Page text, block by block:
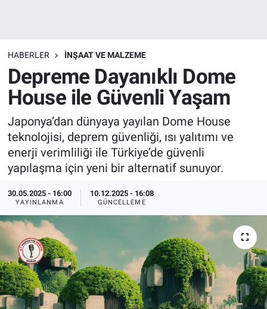
HABERLER İNŞAAT VE MALZEME
Depreme Dayanıklı Dome
House ile Güvenli Yaşam
Japonya’dan dünyaya yayılan Dome House
teknolojisi, deprem güvenliği, ısı yalıtımı ve
enerji verimliliği ile Türkiye’de güvenli
yapılaşma için yeni bir alternatif sunuyor.
30.05.2025 - 16:00
YAYINLANMA
10.12.2025 - 16:08
GÜNCELLEME
Depolama Çözümleri
İnşaat ve Malzeme
HaberOrtak
EndüstriST
Endüstri 4.0 Uygulamaları
Ağır Sanayi Çözümleri